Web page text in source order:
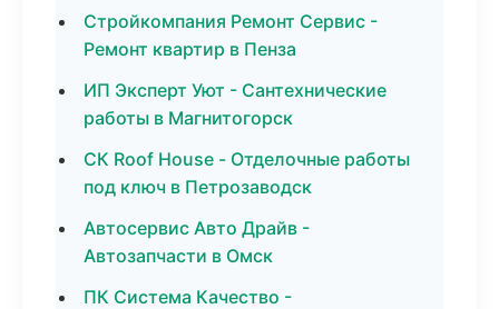
Стройкомпания Ремонт Сервис -
Ремонт квартир в Пенза
ИП Эксперт Уют - Сантехнические
работы в Магнитогорск
СК Roof House - Отделочные работы
под ключ в Петрозаводск
Автосервис Авто Драйв -
Автозапчасти в Омск
ПК Система Качество -